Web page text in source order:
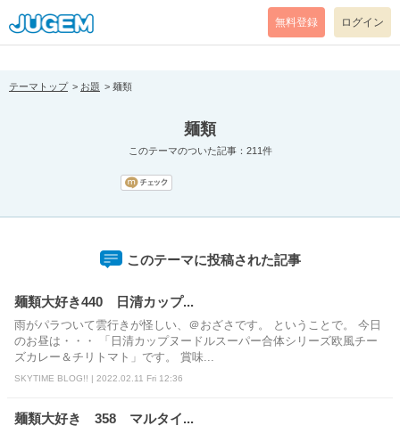
[pear_error: message="Success" code=0 mode=return level=notice
prefix="" info=""]
無料登録 ログイン
テーマトップ お題 麺類
麺類
このテーマのついた記事：211件
このテーマに投稿された記事
麺類大好き440 日清カップ...
雨がパラついて雲行きが怪しい、＠おざさです。 ということで。 今日
のお昼は・・・ 「日清カップヌードルスーパー合体シリーズ欧風チー
ズカレー＆チリトマト」です。 賞味...
SKYTIME BLOG!! | 2022.02.11 Fri 12:36
麺類大好き 358 マルタイ...